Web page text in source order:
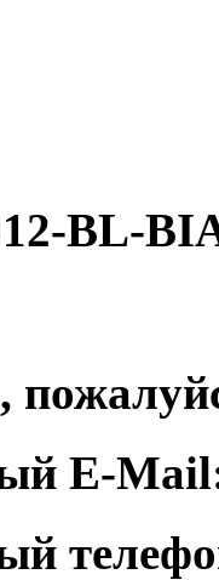
BL-
E-